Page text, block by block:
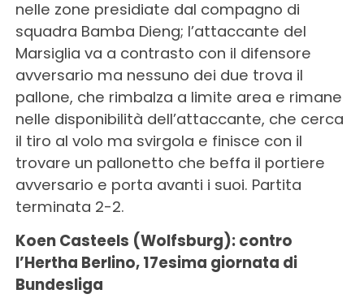
nelle zone presidiate dal compagno di
squadra Bamba Dieng; l’attaccante del
Marsiglia va a contrasto con il difensore
avversario ma nessuno dei due trova il
pallone, che rimbalza a limite area e rimane
nelle disponibilità dell’attaccante, che cerca
il tiro al volo ma svirgola e finisce con il
trovare un pallonetto che beffa il portiere
avversario e porta avanti i suoi. Partita
terminata 2-2.
Koen Casteels (Wolfsburg): contro
l’Hertha Berlino, 17esima giornata di
Bundesliga